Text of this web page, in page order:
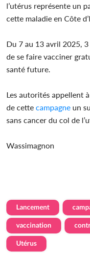
l’utérus représente un
cette maladie en Côte
Du 7 au 13 avril 2025,
de se faire vacciner
santé future.
Les autorités appellent
de cette campagne un
sans cancer du col de
Wassimagnon
Lancement
vaccination
Utérus